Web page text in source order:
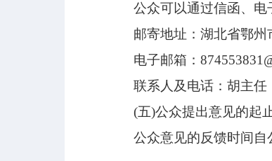
公众可以通过信函、电
邮寄地址：湖北省鄂
电子邮箱：
联系人及电话：胡主任
(五)公众提出意见的起
公众意见的反馈时间自